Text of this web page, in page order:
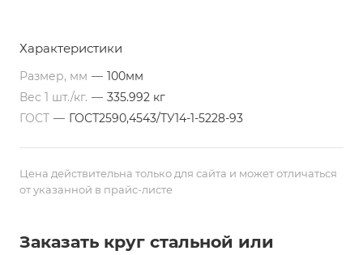
Характеристики
Размер, мм — 100мм
Вес 1 шт./кг. — 335.992 кг
ГОСТ — ГОСТ2590,4543/ТУ14-1-5228-93
Цена действительна только для сайта и может отличаться
от указанной в прайс-листе
Заказать круг стальной или